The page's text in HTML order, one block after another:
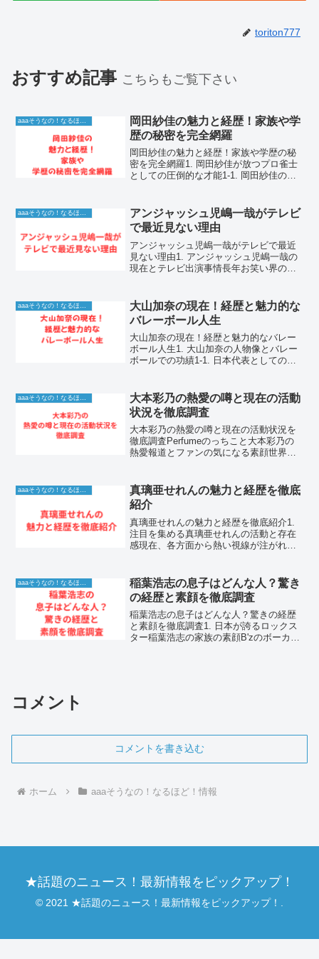
toriton777
おすすめ記事 こちらもご覧下さい
aaaそうなの！なるほど！情報
岡田紗佳の魅力と経歴！家族や学
歴の秘密を完全網羅
岡田紗佳の魅力と経歴！家族や学歴の秘
密を完全網羅1. 岡田紗佳が放つプロ雀士
としての圧倒的な才能1-1. 岡田紗佳の多
と、プロ雀士としての高度な論理的思考
を併せ持つ、類まれ...
aaaそうなの！なるほど！情報
アンジャッシュ児嶋一哉がテレビ
で最近見ない理由
アンジャッシュ児嶋一哉がテレビで最近
見ない理由1. アンジャッシュ児嶋一哉の
現在とテレビ出演事情長年お笑い界の第
近、バラエティ番組などで彼の姿を見か
ける機会が減ったのでは...
大山加奈の現在！経歴と魅力的な
バレーボール人生
大山加奈の現在！経歴と魅力的なバレー
ボール人生1. 大山加奈の人物像とバレー
ボールでの功績1-1. 日本代表としての輝
せない伝説的な選手のひとりです。身長
187センチとい...
大本彩乃の熱愛の噂と現在の活動
状況を徹底調査
大本彩乃の熱愛の噂と現在の活動状況を
徹底調査Perfumeのっちこと大本彩乃の
熱愛報道とファンの気になる素顔世界的
ける「のっち」こと大本彩乃さん。その
クールな佇ま...
aaaそうなの！なるほど！情報
真璃亜せれんの魅力と経歴を徹底
紹介
真璃亜せれんの魅力と経歴を徹底紹介1.
注目を集める真璃亜せれんの活動と存在
感現在、各方面から熱い視線が注がれて
を掴んで離しません。彼女がどのような
経歴を経て現在の地位...
稲葉浩志の息子はどんな人？驚き
の経歴と素顔を徹底調査
稲葉浩志の息子はどんな人？驚きの経歴
と素顔を徹底調査1. 日本が誇るロックス
ター稲葉浩志の家族の素顔B'zのボーカリ
コメント
コメントを書き込む
ホーム aaaそうなの！なるほど！情報
★話題のニュース！最新情報をピックアップ！
© 2021 ★話題のニュース！最新情報をピックアップ！.